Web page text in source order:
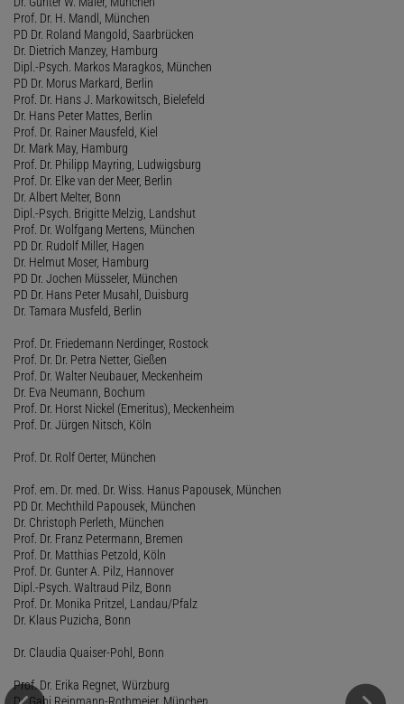
Prof. Dr. H. Mandl, München
PD Dr. Roland Mangold, Saarbrücken
Dr. Dietrich Manzey, Hamburg
Dipl.-Psych. Markos Maragkos, München
PD Dr. Morus Markard, Berlin
Prof. Dr. Hans J. Markowitsch, Bielefeld
Dr. Hans Peter Mattes, Berlin
Prof. Dr. Rainer Mausfeld, Kiel
Dr. Mark May, Hamburg
Prof. Dr. Philipp Mayring, Ludwigsburg
Prof. Dr. Elke van der Meer, Berlin
Dr. Albert Melter, Bonn
Dipl.-Psych. Brigitte Melzig, Landshut
Prof. Dr. Wolfgang Mertens, München
PD Dr. Rudolf Miller, Hagen
Dr. Helmut Moser, Hamburg
PD Dr. Jochen Müsseler, München
PD Dr. Hans Peter Musahl, Duisburg
Dr. Tamara Musfeld, Berlin
Prof. Dr. Friedemann Nerdinger, Rostock
Prof. Dr. Dr. Petra Netter, Gießen
Prof. Dr. Walter Neubauer, Meckenheim
Dr. Eva Neumann, Bochum
Prof. Dr. Horst Nickel (Emeritus), Meckenheim
Prof. Dr. Jürgen Nitsch, Köln
Prof. Dr. Rolf Oerter, München
Prof. em. Dr. med. Dr. Wiss. Hanus Papousek, München
PD Dr. Mechthild Papousek, München
Dr. Christoph Perleth, München
Prof. Dr. Franz Petermann, Bremen
Prof. Dr. Matthias Petzold, Köln
Prof. Dr. Gunter A. Pilz, Hannover
Dipl.-Psych. Waltraud Pilz, Bonn
Prof. Dr. Monika Pritzel, Landau/Pfalz
Dr. Klaus Puzicha, Bonn
Dr. Claudia Quaiser-Pohl, Bonn
Prof. Dr. Erika Regnet, Würzburg
Dr. Gabi Reinmann-Rothmeier, München